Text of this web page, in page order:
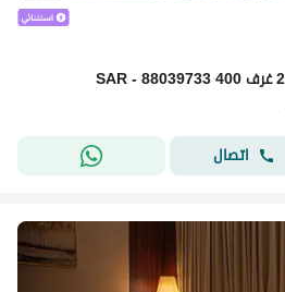
اتصال